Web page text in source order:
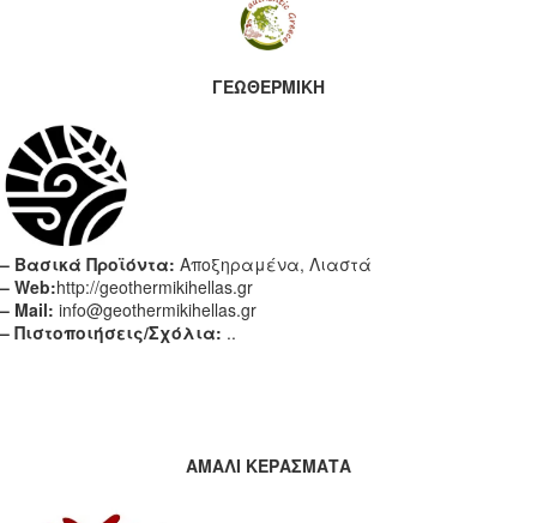
ΓΕΩΘΕΡΜΙΚΗ
– Βασικά Προϊόντα: Αποξηραμένα, Λιαστά
– Web:http://geothermikihellas.gr
– Mail: info@geothermikihellas.gr
– Πιστοποιήσεις/Σχόλια: ..
ΑΜΑΛΙ ΚΕΡΑΣΜΑΤΑ